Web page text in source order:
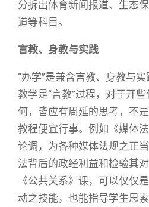
分拆出体育新闻报道、生态
道等科目。
言教、身教与实践
“办学”是兼含言教、身教与
教学是“言教”过程，对于开
何，皆应有周延的思考，不
教程便宜行事。例如《媒体
论调，为各种媒体法规之正
法背后的政经利益和检验其
《公共关系》课，可以仅仅
动之技能，也能指导学生思